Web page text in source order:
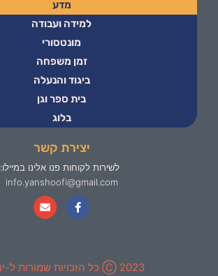
מדע
למידה ועבודה
מונטסורי
זמן משפחה
ביגוד והנעלה
בית ספר וגן
בלוג
יצירת קשר
לשירות לקוחות פנו אלינו במיילו:
info.yanshoofi@gmail.com
2023 Ⓒ כל הזכויות שמורות ל-ינשופי